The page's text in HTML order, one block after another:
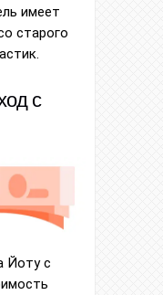
имеет
старого
с
Йоту с